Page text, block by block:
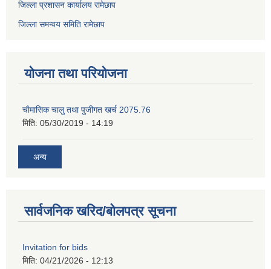
जिल्ला प्रशासन कार्यालय रामेछाप
जिल्ला समन्वय समिति रामेछाप
योजना तथा परियोजना
चाैमासिक चालु तथा पुजीगत खर्च 2075.76
मिति: 05/30/2019 - 14:19
अन्य
सार्वजनिक खरिद/बोलपत्र सूचना
Invitation for bids
मिति: 04/21/2026 - 12:13